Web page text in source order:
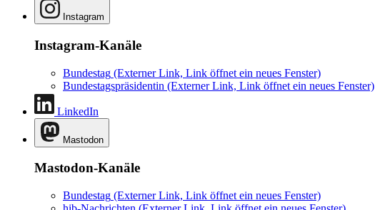
Instagram
Instagram-Kanäle
Bundestag (Externer Link, Link öffnet ein neues Fenster)
Bundestagspräsidentin (Externer Link, Link öffnet ein neues Fenster)
LinkedIn
Mastodon
Mastodon-Kanäle
Bundestag (Externer Link, Link öffnet ein neues Fenster)